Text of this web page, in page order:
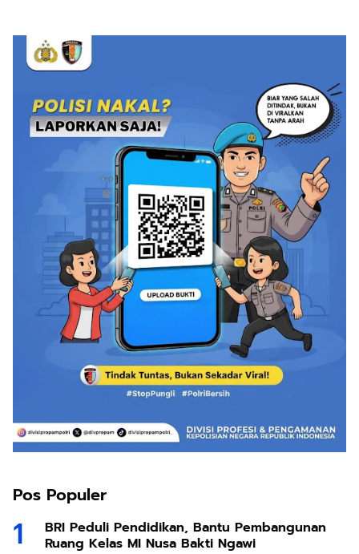
Pos Populer
BRI Peduli Pendidikan, Bantu Pembangunan
Ruang Kelas MI Nusa Bakti Ngawi